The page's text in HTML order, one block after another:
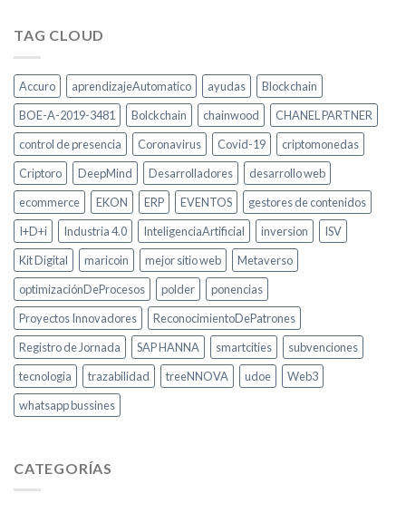
TAG CLOUD
Accuro aprendizajeAutomatico ayudas
Blockchain
BOE-A-2019-3481
Bolckchain chainwood
CHANEL PARTNER
control de presencia
Coronavirus Covid-19
criptomonedas
Criptoro
DeepMind Desarrolladores
desarrollo web
ecommerce
EKON ERP EVENTOS
gestores de contenidos
I+D+i
Industria 4.0 InteligenciaArtificial inversion
ISV
Kit Digital
maricoin mejor sitio web
Metaverso
optimizaciónDeProcesos
polder
ponencias
Proyectos Innovadores
ReconocimientoDePatrones
Registro de Jornada
SAP HANNA smartcities
subvenciones
tecnologia
trazabilidad treeNNOVA udoe
Web3
whatsapp bussines
CATEGORÍAS